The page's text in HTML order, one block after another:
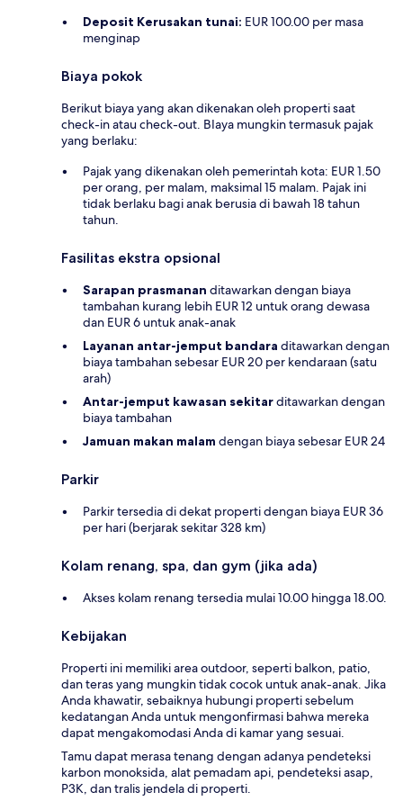
Deposit Kerusakan tunai: EUR 100.00 per masa
menginap
Biaya pokok
Berikut biaya yang akan dikenakan oleh properti saat
check-in atau check-out. BIaya mungkin termasuk pajak
yang berlaku:
Pajak yang dikenakan oleh pemerintah kota: EUR 1.50
per orang, per malam, maksimal 15 malam. Pajak ini
tidak berlaku bagi anak berusia di bawah 18 tahun
tahun.
Fasilitas ekstra opsional
Sarapan prasmanan ditawarkan dengan biaya
tambahan kurang lebih EUR 12 untuk orang dewasa
dan EUR 6 untuk anak-anak
Layanan antar-jemput bandara ditawarkan dengan
biaya tambahan sebesar EUR 20 per kendaraan (satu
arah)
Antar-jemput kawasan sekitarditawarkan dengan
biaya tambahan
Jamuan makan malam dengan biaya sebesar EUR 24
Parkir
Parkir tersedia di dekat properti dengan biaya EUR 36
per hari (berjarak sekitar 328 km)
Kolam renang, spa, dan gym (jika ada)
Akses kolam renang tersedia mulai 10.00 hingga 18.00.
Kebijakan
Properti ini memiliki area outdoor, seperti balkon, patio,
dan teras yang mungkin tidak cocok untuk anak-anak. Jika
Anda khawatir, sebaiknya hubungi properti sebelum
kedatangan Anda untuk mengonfirmasi bahwa mereka
dapat mengakomodasi Anda di kamar yang sesuai.
Tamu dapat merasa tenang dengan adanya pendeteksi
karbon monoksida, alat pemadam api, pendeteksi asap,
P3K, dan tralis jendela di properti.